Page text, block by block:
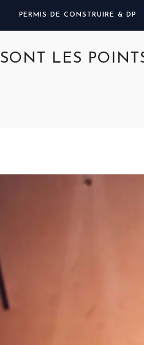
PERMIS DE CONSTRUIRE & DP
LES